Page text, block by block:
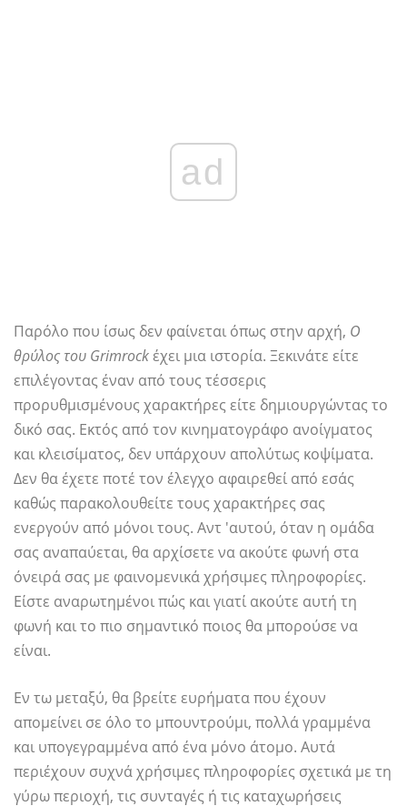
ad
Παρόλο που ίσως δεν φαίνεται όπως στην αρχή, Ο
θρύλος του Grimrockέχει μια ιστορία. Ξεκινάτε είτε
επιλέγοντας έναν από τους τέσσερις
προρυθμισμένους χαρακτήρες είτε δημιουργώντας το
δικό σας. Εκτός από τον κινηματογράφο ανοίγματος
και κλεισίματος, δεν υπάρχουν απολύτως κοψίματα.
Δεν θα έχετε ποτέ τον έλεγχο αφαιρεθεί από εσάς
καθώς παρακολουθείτε τους χαρακτήρες σας
ενεργούν από μόνοι τους. Αντ 'αυτού, όταν η ομάδα
σας αναπαύεται, θα αρχίσετε να ακούτε φωνή στα
όνειρά σας με φαινομενικά χρήσιμες πληροφορίες.
Είστε αναρωτημένοι πώς και γιατί ακούτε αυτή τη
φωνή και το πιο σημαντικό ποιος θα μπορούσε να
είναι.
Εν τω μεταξύ, θα βρείτε ευρήματα που έχουν
απομείνει σε όλο το μπουντρούμι, πολλά γραμμένα
και υπογεγραμμένα από ένα μόνο άτομο. Αυτά
περιέχουν συχνά χρήσιμες πληροφορίες σχετικά με τη
γύρω περιοχή, τις συνταγές ή τις καταχωρήσεις